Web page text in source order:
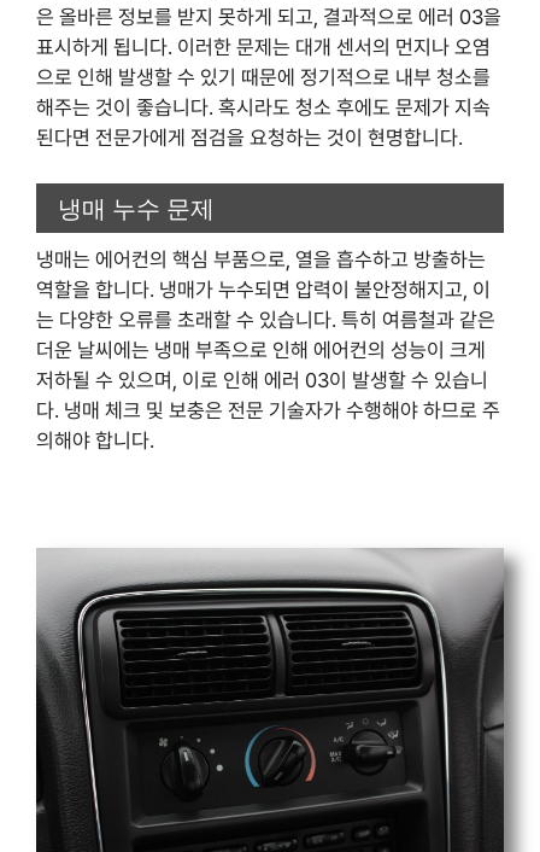
은 올바른 정보를 받지 못하게 되고, 결과적으로 에러 03을
표시하게 됩니다. 이러한 문제는 대개 센서의 먼지나 오염
으로 인해 발생할 수 있기 때문에 정기적으로 내부 청소를
해주는 것이 좋습니다. 혹시라도 청소 후에도 문제가 지속
된다면 전문가에게 점검을 요청하는 것이 현명합니다.
냉매 누수 문제
냉매는 에어컨의 핵심 부품으로, 열을 흡수하고 방출하는
역할을 합니다. 냉매가 누수되면 압력이 불안정해지고, 이
는 다양한 오류를 초래할 수 있습니다. 특히 여름철과 같은
더운 날씨에는 냉매 부족으로 인해 에어컨의 성능이 크게
저하될 수 있으며, 이로 인해 에러 03이 발생할 수 있습니
다. 냉매 체크 및 보충은 전문 기술자가 수행해야 하므로 주
의해야 합니다.